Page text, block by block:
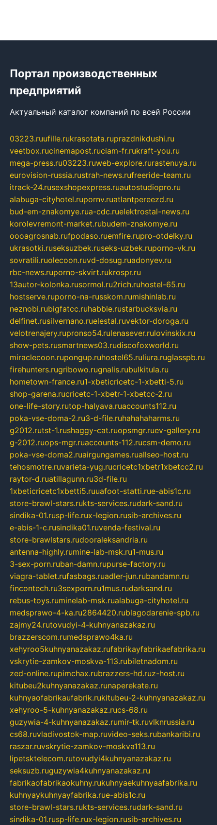
Портал производственных
предприятий
Актуальный каталог компаний по всей России
03223.ruufille.rukrasotata.ruprazdnikdushi.ru
veetbox.rucinemapost.ruciam-fr.rukraft-you.ru
mega-press.ru03223.ruweb-explore.rurastenuya.ru
eurovision-russia.rustrah-news.rufreeride-team.ru
itrack-24.rusexshopexpress.ruautostudiopro.ru
alabuga-cityhotel.rupornv.ruatlantpereezd.ru
bud-em-znakomye.rua-cdc.ruelektrostal-news.ru
korolevremont-market.rubudem-znakomye.ru
oooagrosnab.rufpodaso.ruemfire.rupro-otdelky.ru
ukrasotki.ruseksuzbek.ruseks-uzbek.ruporno-vk.ru
sovratili.ruolecoon.ruvd-dosug.ruadonyev.ru
rbc-news.ruporno-skvirt.rukrospr.ru
13autor-kolonka.rusormol.ru2rich.ruhostel-65.ru
hostserve.ruporno-na-russkom.rumishinlab.ru
neznobi.rubigfatcc.ruhabble.rustarbucksvia.ru
delfinet.rusilvernano.ruelestal.ruvektor-doroga.ru
velotrenajery.rupronso54.rulenasever.rulovinskix.ru
show-pets.rusmartnews03.rudiscofoxworld.ru
miraclecoon.rupongup.ruhostel65.ruliura.ruglasspb.ru
firehunters.rugribowo.rugnalis.rubulkitula.ru
hometown-france.ru1-xbeticricetc-1-xbetti-5.ru
shop-garena.rucricetc-1-xbetr-1-xbetcc-2.ru
one-life-story.rutop-halyava.ruaccounts112.ru
poka-vse-doma-2.ru3-d-file.ruhahahaharms.ru
g2012.rutst-1.rushaggy-cat.ruopsmgr.ruev-gallery.ru
g-2012.ruops-mgr.ruaccounts-112.rucsm-demo.ru
poka-vse-doma2.ruairgungames.ruallseo-host.ru
tehosmotre.ruvarieta-yug.rucricetc1xbetr1xbetcc2.ru
raytor-d.ruatillagunn.ru3d-file.ru
1xbeticricetc1xbetti5.ruuafoot-statti.rue-abis1c.ru
store-brawl-stars.rukts-services.rudark-sand.ru
sindika-01.rusp-life.rux-legion.rusib-archives.ru
e-abis-1-c.rusindika01.ruvenda-festival.ru
store-brawlstars.rudooraleksandria.ru
antenna-highly.rumine-lab-msk.ru1-mus.ru
3-sex-porn.ruban-damn.rupurse-factory.ru
viagra-tablet.rufasbags.ruadler-jun.rubandamn.ru
fincontech.ru3sexporn.ru1mus.rudarksand.ru
rebus-toys.ruminelab-msk.rualabuga-cityhotel.ru
medsprawo-4-ka.ru2864420.rublagodarenie-spb.ru
zajmy24.rutovudyi-4-kuhnyanazakaz.ru
brazzerscom.rumedsprawo4ka.ru
xehyroo5kuhnyanazakaz.rufabrikayfabrikaefabrika.ru
vskrytie-zamkov-moskva-113.rubiletnadom.ru
zed-online.rupimchax.rubrazzers-hd.ruz-host.ru
kitubeu2kuhnyanazakaz.runaperekate.ru
kuhnyaofabrikaufabrik.rukitubeu-2-kuhnyanazakaz.ru
xehyroo-5-kuhnyanazakaz.rucs-68.ru
guzywia-4-kuhnyanazakaz.rumir-tk.ruvlknrussia.ru
cs68.ruvladivostok-map.ruvideo-seks.rubankaribi.ru
raszar.ruvskrytie-zamkov-moskva113.ru
lipetsktelecom.rutovudyi4kuhnyanazakaz.ru
seksuzb.ruguzywia4kuhnyanazakaz.ru
fabrikaofabrikaokuhny.rukuhnyaekuhnyaafabrika.ru
kuhnyaykuhnyayfabrika.rue-abis1c.ru
store-brawl-stars.rukts-services.rudark-sand.ru
sindika-01.rusp-life.rux-legion.rusib-archives.ru